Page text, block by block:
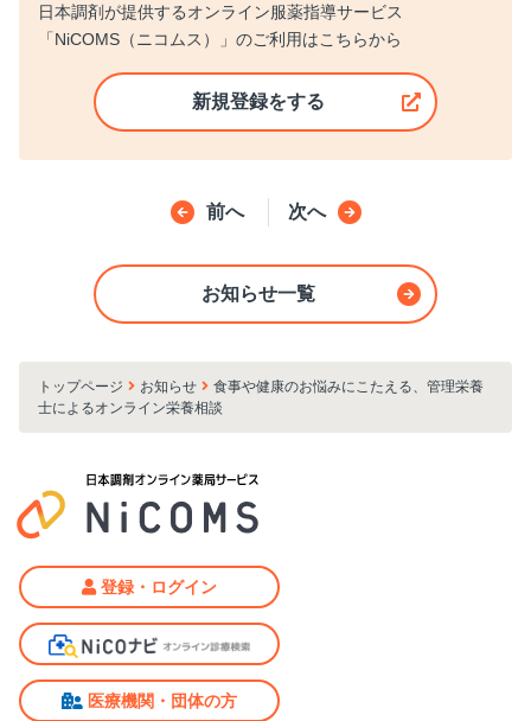
日本調剤が提供するオンライン服薬指導サービス
「NiCOMS（ニコムス）」のご利用はこちらから
新規登録をする
前へ 次へ
お知らせ一覧
トップページ お知らせ
食事や健康のお悩みにこたえる、管理栄養
士によるオンライン栄養相談
登録・ログイン
医療機関・団体の方